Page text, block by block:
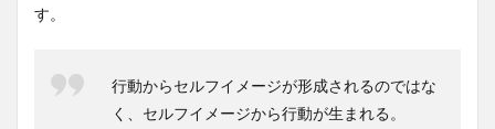
す。
行動からセルフイメージが形成されるのではな
く、セルフイメージから行動が生まれる。